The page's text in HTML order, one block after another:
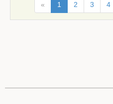
« 1 2 3 4